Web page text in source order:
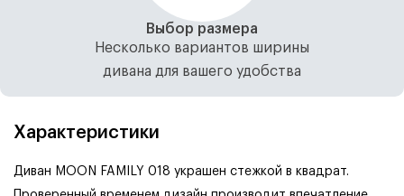
Выбор размера
Несколько вариантов ширины
дивана для вашего удобства
Характеристики
Диван MOON FAMILY 018 украшен стежкой в квадрат.